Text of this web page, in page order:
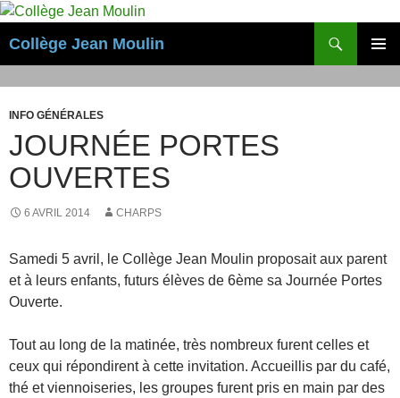
Aller
contenu
Collège Jean Moulin
INFO GÉNÉRALES
JOURNÉE PORTES
OUVERTES
6 AVRIL 2014 CHARPS
Samedi 5 avril, le Collège Jean Moulin proposait aux parent
et à leurs enfants, futurs élèves de 6ème sa Journée Portes
Ouverte.
Tout au long de la matinée, très nombreux furent celles et
ceux qui répondirent à cette invitation. Accueillis par du café,
thé et viennoiseries, les groupes furent pris en main par des